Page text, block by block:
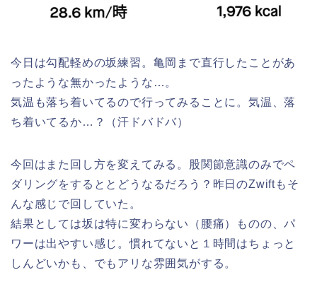
今日は勾配軽めの坂練習。亀岡まで直行したことがあ
ったような無かったような…。
気温も落ち着いてるので行ってみることに。気温、落
ち着いてるか…？（汗ドバドバ）
今回はまた回し方を変えてみる。股関節意識のみでペ
ダリングをするととどうなるだろう？昨日のZwiftもそ
んな感じで回していた。
結果としては坂は特に変わらない（腰痛）ものの、パ
ワーは出やすい感じ。慣れてないと１時間はちょっと
しんどいかも、でもアリな雰囲気がする。